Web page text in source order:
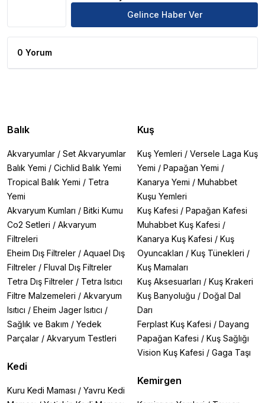
Gelince Haber Ver
0 Yorum
Balık
Akvaryumlar / Set Akvaryumlar
Balık Yemi / Cichlid Balık Yemi
Tropical Balık Yemi / Tetra
Yemi
Akvaryum Kumları / Bitki Kumu
Co2 Setleri / Akvaryum
Filtreleri
Eheim Dış Filtreler / Aquael Dış
Filtreler / Fluval Dış Filtreler
Tetra Dış Filtreler / Tetra Isıtıcı
Filtre Malzemeleri / Akvaryum
Isıtıcı / Eheim Jager Isıtıcı /
Sağlık ve Bakım / Yedek
Parçalar / Akvaryum Testleri
Kedi
Kuru Kedi Maması / Yavru Kedi
Kuş
Kuş Yemleri / Versele Laga Kuş
Yemi / Papağan Yemi /
Kanarya Yemi / Muhabbet
Kuşu Yemleri
Kuş Kafesi / Papağan Kafesi
Muhabbet Kuş Kafesi /
Kanarya Kuş Kafesi / Kuş
Oyuncakları / Kuş Tünekleri /
Kuş Mamaları
Kuş Aksesuarları / Kuş Krakeri
Kuş Banyoluğu / Doğal Dal
Darı
Ferplast Kuş Kafesi / Dayang
Papağan Kafesi / Kuş Sağlığı
Vision Kuş Kafesi / Gaga Taşı
Kemirgen